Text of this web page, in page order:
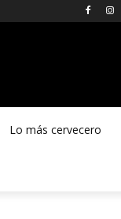
Lo más cervecero